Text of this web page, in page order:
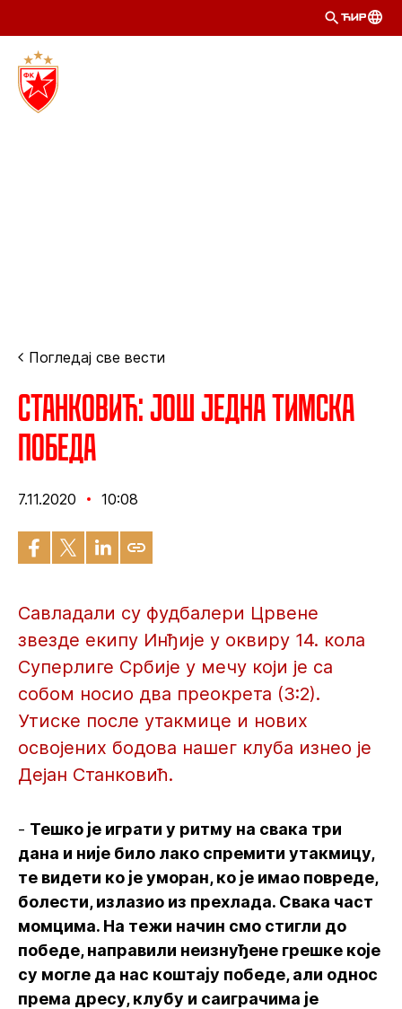
ЋИР
Погледај све вести
Станковић: Још једна тимска
победа
7.11.2020 10:08
Савладали су фудбалери Црвене
звезде екипу Инђије у оквиру 14. кола
Суперлиге Србије у мечу који је са
собом носио два преокрета (3:2).
Утиске после утакмице и нових
освојених бодова нашег клуба изнео је
Дејан Станковић.
- Тешко је играти у ритму на свака три
дана и није било лако спремити утакмицу,
те видети ко је уморан, ко је имао повреде,
болести, излазио из прехлада. Свака част
момцима. На тежи начин смо стигли до
победе, направили неизнуђене грешке које
су могле да нас коштају победе, али однос
према дресу, клубу и саиграчима је